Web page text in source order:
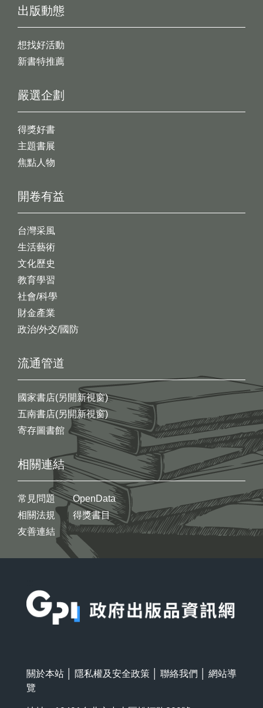
出版動態
想找好活動
新書特推薦
開卷有益
台灣采風
生活藝術
文化歷史
教育學習
社會/科學
財金產業
政治/外交/國防
嚴選企劃
得獎好書
主題書展
焦點人物
流通管道
國家書店(另開新視窗)
五南書店(另開新視窗)
寄存圖書館
相關連結
常見問題
相關法規
友善連結
OpenData
得獎書目
關於本站 隱私權及安全政策 聯絡我們
網站導
覽